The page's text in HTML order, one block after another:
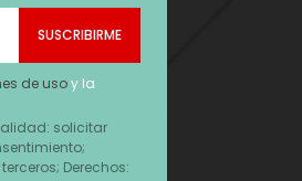
solicitar
Derechos:
de usoy la